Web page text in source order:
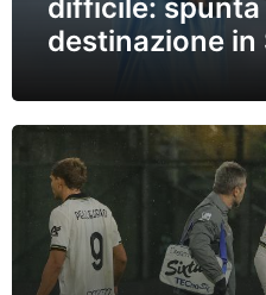
difficile: spunta
destinazione in